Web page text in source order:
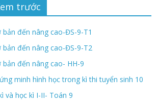
trước
đến nâng cao-ĐS-9-T1
bản đến nâng cao-ĐS-9-T2
đến nâng cao- HH-9
minh hình học trong kì thi tuyển sinh 10
và học kì I-II- Toán 9